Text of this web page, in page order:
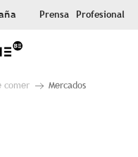
Prensa Profesional
comer Mercados
aux